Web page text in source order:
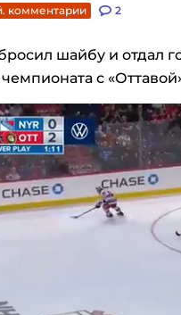
комментарии 2
шайбу и отдал
с